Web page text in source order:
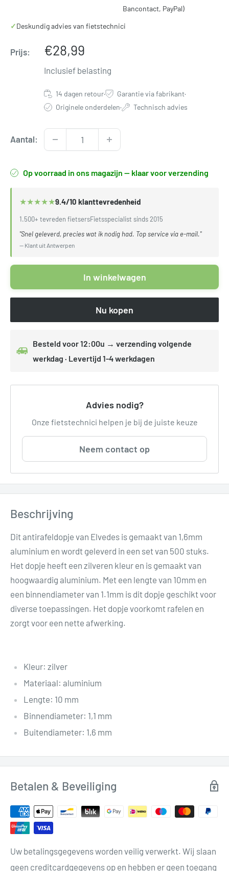
Bancontact, PayPal)
✓Deskundig advies van fietstechnici
Prijs: Verkoopprijs
€28,99
Inclusief belasting
14 dagen retour· Garantie via fabrikant·
Originele onderdelen· Technisch advies
Aantal:
Op voorraad in ons magazijn — klaar voor verzending
★★★★★9.4/10 klanttevredenheid
1.500+ tevreden fietsersFietsspecialist sinds 2015
"Snel geleverd, precies wat ik nodig had. Top service via e-mail."
— Klant uit Antwerpen
In winkelwagen
Nu kopen
Besteld voor 12:00u → verzending volgende
werkdag · Levertijd 1-4 werkdagen
Advies nodig?
Onze fietstechnici helpen je bij de juiste keuze
Neem contact op
Beschrijving
Dit antirafeldopje van Elvedes is gemaakt van 1,6mm
aluminium en wordt geleverd in een set van 500 stuks.
Het dopje heeft een zilveren kleur en is gemaakt van
hoogwaardig aluminium. Met een lengte van 10mm en
een binnendiameter van 1.1mm is dit dopje geschikt voor
diverse toepassingen. Het dopje voorkomt rafelen en
zorgt voor een nette afwerking.
Kleur: zilver
Materiaal: aluminium
Lengte: 10 mm
Binnendiameter: 1,1 mm
Buitendiameter: 1,6 mm
Betalen & Beveiliging
Uw betalingsgegevens worden veilig verwerkt. Wij slaan
geen creditcardgegevens op en hebben er geen toegang